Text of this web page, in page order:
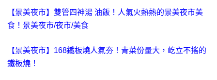
【景美夜市】雙管四神湯 油飯！人氣火熱熱的景美夜市美
食！景美夜市/夜市/美食
【景美夜市】168鐵板燒人氣夯！青菜份量大，屹立不搖的
鐵板燒！